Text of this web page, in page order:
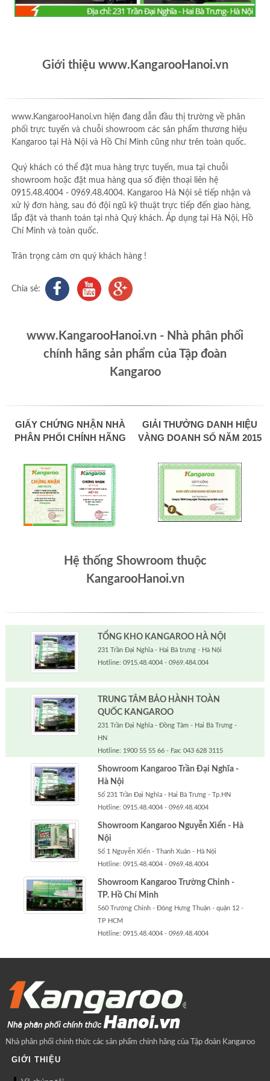
Giới thiệu www.KangarooHanoi.vn
www.KangarooHanoi.vn hiện đang dẫn đầu thị trường về phân
phối trực tuyến và chuỗi showroom các sản phẩm thương hiệu
Kangaroo tại Hà Nội và Hồ Chí Minh cũng như trên toàn quốc.
Quý khách có thể đặt mua hàng trực tuyến, mua tại chuỗi
showroom hoặc đặt mua hàng qua số điện thoại liên hệ
0915.48.4004 - 0969.48.4004. Kangaroo Hà Nội sẽ tiếp nhận và
xử lý đơn hàng, sau đó đội ngũ kỹ thuật trực tiếp đến giao hàng,
lắp đặt và thanh toán tại nhà Quý khách. Áp dụng tại Hà Nội, Hồ
Chí Minh và toàn quốc.
Trân trọng cảm ơn quý khách hàng !
Chia sẻ:
www.KangarooHanoi.vn - Nhà phân phối
chính hãng sản phẩm của Tập đoàn
Kangaroo
GIẤY CHỨNG NHẬN NHÀ
PHÂN PHỐI CHÍNH HÃNG
GIẢI THƯỞNG DANH HIỆU
VÀNG DOANH SỐ NĂM 2015
Hệ thống Showroom thuộc
KangarooHanoi.vn
TỔNG KHO KANGAROO HÀ NỘI
231 Trần Đại Nghĩa - Hai Bà trưng - Hà Nội
Hotline: 0915.48.4004 - 0969.484.004
TRUNG TÂM BẢO HÀNH TOÀN
QUỐC KANGAROO
231 Trần Đại Nghĩa - Đồng Tâm - Hai Bà Trưng -
HN
Hotline: 1900 55 55 66 - Fax: 043 628 3115
Showroom Kangaroo Trần Đại Nghĩa -
Hà Nội
Số 231 Trần Đại Nghĩa - Hai Bà Trưng - Tp.HN
Hotline: 0915.48.4004 - 0969.48.4004
Showroom Kangaroo Nguyễn Xiển - Hà
Nội
Số 1 Nguyễn Xiển - Thanh Xuân - Hà Nội
Hotline: 0915.48.4004 - 0969.48.4004
Showroom Kangaroo Trường Chinh -
TP. Hồ Chí Minh
560 Trường Chinh - Đông Hưng Thuận - quận 12 -
TP HCM
Hotline: 0915.48.4004 - 0969.48.4004
Nhà phân phối chính thức các sản phẩm chính hãng của Tập đoàn Kangaroo
GIỚI THIỆU